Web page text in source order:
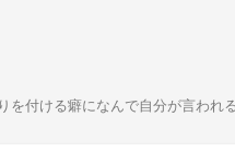
を付ける癖になんで自分が言われ